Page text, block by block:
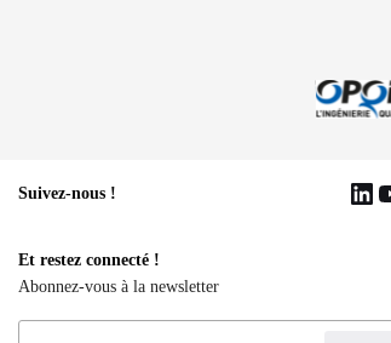
Suivez-nous !
Et restez connecté !
Abonnez-vous à la newsletter